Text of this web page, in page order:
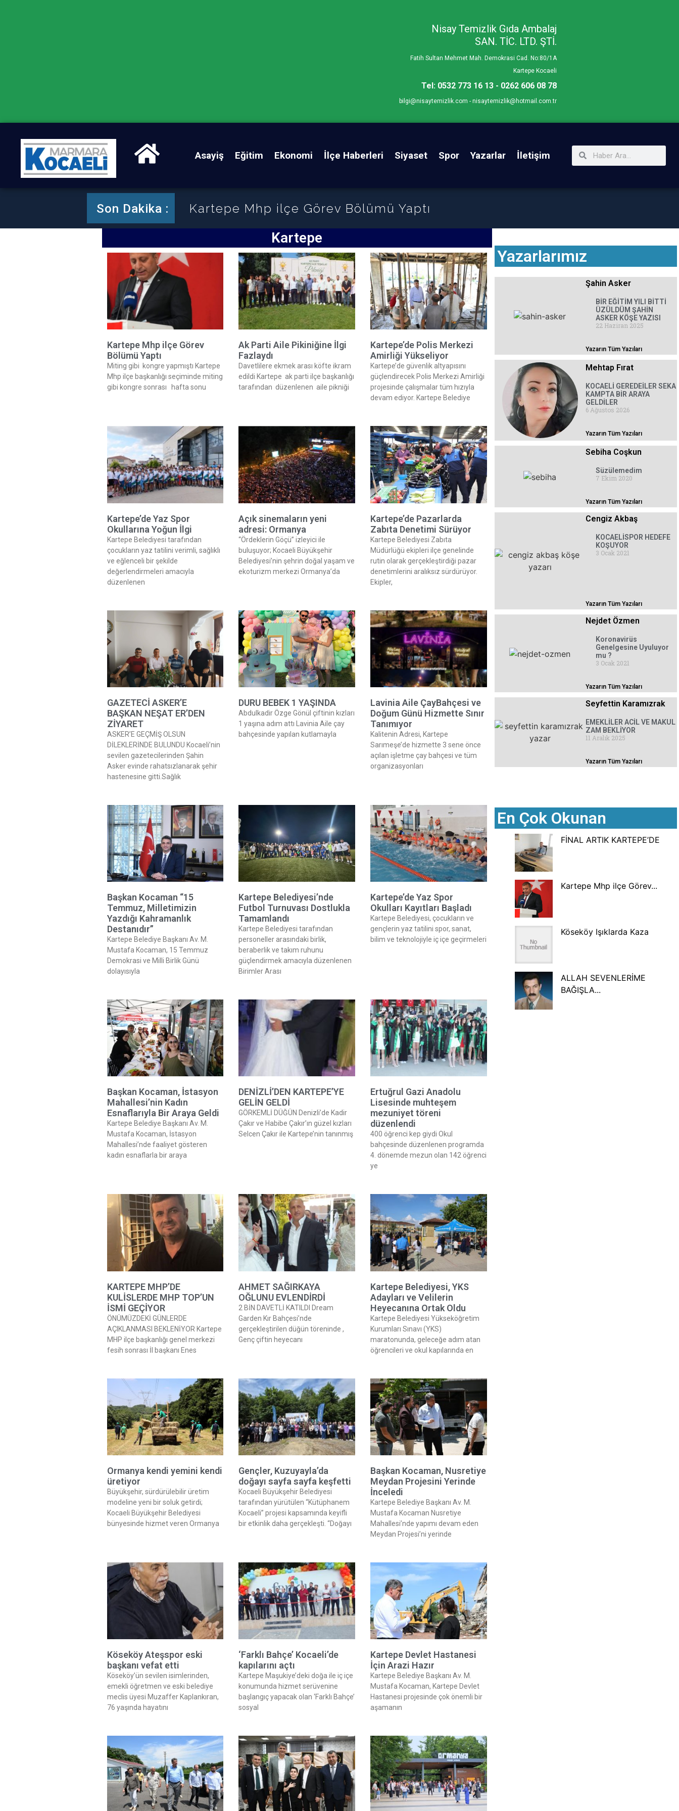
Nisay Temizlik Gıda Ambalaj
SAN. TİC. LTD. ŞTİ.
Fatih Sultan Mehmet Mah. Demokrasi Cad. No:80/1A
Kartepe Kocaeli
Tel: 0532 773 16 13 - 0262 606 08 78
bilgi@nisaytemizlik.com - nisaytemizlik@hotmail.com.tr
Asayiş Eğitim Ekonomi İlçe Haberleri Siyaset Spor Yazarlar İletişim
Kartepe Mhp ilçe Görev Bölümü Yaptı
Son Dakika :
Kartepe
Kartepe Mhp ilçe Görev
Bölümü Yaptı
Miting gibi kongre yapmıştı Kartepe
Mhp ilçe başkanlığı seçiminde miting
gibi kongre sonrası hafta sonu
Ak Parti Aile Pikiniğine İlgi
Fazlaydı
Davetlilere ekmek arası köfte ikram
edildi Kartepe ak parti ilçe başkanlığı
tarafından düzenlenen aile pikniği
Kartepe’de Polis Merkezi
Amirliği Yükseliyor
Kartepe’de güvenlik altyapısını
güçlendirecek Polis Merkezi Amirliği
projesinde çalışmalar tüm hızıyla
devam ediyor. Kartepe Belediye
Kartepe’de Yaz Spor
Okullarına Yoğun İlgi
Kartepe Belediyesi tarafından
çocukların yaz tatilini verimli, sağlıklı
ve eğlenceli bir şekilde
değerlendirmeleri amacıyla
düzenlenen
Açık sinemaların yeni
adresi: Ormanya
“Ördeklerin Göçü” izleyici ile
buluşuyor; Kocaeli Büyükşehir
Belediyesi’nin şehrin doğal yaşam ve
ekoturizm merkezi Ormanya’da
Kartepe’de Pazarlarda
Zabıta Denetimi Sürüyor
Kartepe Belediyesi Zabıta
Müdürlüğü ekipleri ilçe genelinde
rutin olarak gerçekleştirdiği pazar
denetimlerini aralıksız sürdürüyor.
Ekipler,
GAZETECİ ASKER’E
BAŞKAN NEŞAT ER’DEN
ZİYARET
ASKER’E GEÇMİŞ OLSUN
DİLEKLERİNDE BULUNDU Kocaeli’nin
sevilen gazetecilerinden Şahin
Asker evinde rahatsızlanarak şehir
hastenesine gitti.Sağlık
DURU BEBEK 1 YAŞINDA
Abdulkadir Özge Gönül çiftinin kızları
1 yaşına adım attı Lavinia Aile çay
bahçesinde yapılan kutlamayla
Lavinia Aile ÇayBahçesi ve
Doğum Günü Hizmette Sınır
Tanımıyor
Kalitenin Adresi, Kartepe
Sarımeşe’de hizmette 3 sene önce
açılan işletme çay bahçesi ve tüm
organizasyonları
Başkan Kocaman “15
Temmuz, Milletimizin
Yazdığı Kahramanlık
Destanıdır”
Kartepe Belediye Başkanı Av. M.
Mustafa Kocaman, 15 Temmuz
Demokrasi ve Milli Birlik Günü
dolayısıyla
Kartepe Belediyesi’nde
Futbol Turnuvası Dostlukla
Tamamlandı
Kartepe Belediyesi tarafından
personeller arasındaki birlik,
beraberlik ve takım ruhunu
güçlendirmek amacıyla düzenlenen
Birimler Arası
Kartepe’de Yaz Spor
Okulları Kayıtları Başladı
Kartepe Belediyesi, çocukların ve
gençlerin yaz tatilini spor, sanat,
bilim ve teknolojiyle iç içe geçirmeleri
Başkan Kocaman, İstasyon
Mahallesi’nin Kadın
Esnaflarıyla Bir Araya Geldi
Kartepe Belediye Başkanı Av. M.
Mustafa Kocaman, İstasyon
Mahallesi’nde faaliyet gösteren
kadın esnaflarla bir araya
DENİZLİ’DEN KARTEPE’YE
GELİN GELDİ
GÖRKEMLİ DÜĞÜN Denizli’de Kadir
Çakır ve Habibe Çakır’ın güzel kızları
Selcen Çakır ile Kartepe’nin tanınmış
Ertuğrul Gazi Anadolu
Lisesinde muhteşem
mezuniyet töreni
düzenlendi
400 öğrenci kep giydi Okul
bahçesinde düzenlenen programda
4. dönemde mezun olan 142 öğrenci
ye
KARTEPE MHP’DE
KULİSLERDE MHP TOP’UN
İSMİ GEÇİYOR
ÖNÜMÜZDEKİ GÜNLERDE
AÇIKLANMASI BEKLENİYOR Kartepe
MHP ilçe başkanlığı genel merkezi
fesih sonrası İl başkanı Enes
AHMET SAĞIRKAYA
OĞLUNU EVLENDİRDİ
2 BİN DAVETLİ KATILDI Dream
Garden Kır Bahçesi’nde
gerçekleştirilen düğün töreninde ,
Genç çiftin heyecanı
Kartepe Belediyesi, YKS
Adayları ve Velilerin
Heyecanına Ortak Oldu
Kartepe Belediyesi Yükseköğretim
Kurumları Sınavı (YKS)
maratonunda, geleceğe adım atan
öğrencileri ve okul kapılarında en
Ormanya kendi yemini kendi
üretiyor
Büyükşehir, sürdürülebilir üretim
modeline yeni bir soluk getirdi;
Kocaeli Büyükşehir Belediyesi
bünyesinde hizmet veren Ormanya
Gençler, Kuzuyayla’da
doğayı sayfa sayfa keşfetti
Kocaeli Büyükşehir Belediyesi
tarafından yürütülen “Kütüphanem
Kocaeli” projesi kapsamında keyifli
bir etkinlik daha gerçekleşti. “Doğayı
Başkan Kocaman, Nusretiye
Meydan Projesini Yerinde
İnceledi
Kartepe Belediye Başkanı Av. M.
Mustafa Kocaman Nusretiye
Mahallesi’nde yapımı devam eden
Meydan Projesi’ni yerinde
Köseköy Ateşspor eski
başkanı vefat etti
Köseköy’ün sevilen isimlerinden,
emekli öğretmen ve eski belediye
meclis üyesi Muzaffer Kaplankıran,
76 yaşında hayatını
‘Farklı Bahçe’ Kocaeli’de
kapılarını açtı
Kartepe Maşukiye’deki doğa ile iç içe
konumunda hizmet serüvenine
başlangıç yapacak olan ‘Farklı Bahçe’
sosyal
Kartepe Devlet Hastanesi
İçin Arazi Hazır
Kartepe Belediye Başkanı Av. M.
Mustafa Kocaman, Kartepe Devlet
Hastanesi projesinde çok önemli bir
aşamanın
Yazarlarımız
Şahin Asker
BİR EĞİTİM YILI BİTTİ
ÜZÜLDÜM ŞAHİN
ASKER KÖŞE YAZISI
22 Haziran 2025
Yazarın Tüm Yazıları
Mehtap Fırat
KOCAELİ GEREDEİLER SEKA
KAMPTA BİR ARAYA
GELDİLER
6 Ağustos 2026
Yazarın Tüm Yazıları
Sebiha Coşkun
Süzülemedim
7 Ekim 2020
Yazarın Tüm Yazıları
Cengiz Akbaş
KOCAELİSPOR HEDEFE
KOŞUYOR
3 Ocak 2021
Yazarın Tüm Yazıları
Nejdet Özmen
Koronavirüs
Genelgesine Uyuluyor
mu ?
3 Ocak 2021
Yazarın Tüm Yazıları
Seyfettin Karamızrak
EMEKLİLER ACİL VE MAKUL
ZAM BEKLİYOR
11 Aralık 2025
Yazarın Tüm Yazıları
En Çok Okunan
FİNAL ARTIK KARTEPE’DE
Kartepe Mhp ilçe Görev...
Köseköy Işıklarda Kaza
ALLAH SEVENLERİME
BAĞIŞLA...